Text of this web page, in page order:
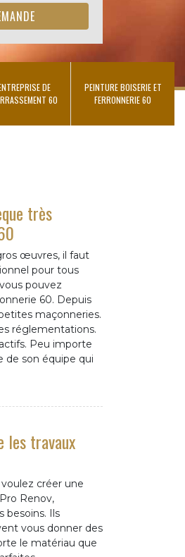
DE
60
PEINTURE BOISERIE ET
FERRONNERIE 60
très
œuvres, il faut
pour tous
pouvez
60. Depuis
maçonneries.
réglementations.
Peu importe
de son équipe qui
les travaux
créer une
Renov,
besoins. Ils
vous donner des
le matériau que